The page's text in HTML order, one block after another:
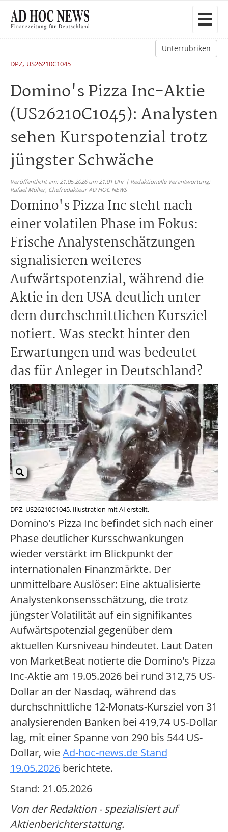
Unterrubriken
DPZ, US26210C1045
Domino's Pizza Inc-Aktie
(US26210C1045): Analysten
sehen Kurspotenzial trotz
jüngster Schwäche
Veröffentlicht am: 21.05.2026 um 21:01 Uhr | Redaktionelle Verantwortung:
Rafael Müller, Chefredakteur AD HOC NEWS
Domino's Pizza Inc steht nach
einer volatilen Phase im Fokus:
Frische Analystenschätzungen
signalisieren weiteres
Aufwärtspotenzial, während die
Aktie in den USA deutlich unter
dem durchschnittlichen Kursziel
notiert. Was steckt hinter den
Erwartungen und was bedeutet
das für Anleger in Deutschland?
DPZ, US26210C1045, Illustration mit AI erstellt.
Domino's Pizza Inc befindet sich nach einer
Phase deutlicher Kursschwankungen
wieder verstärkt im Blickpunkt der
internationalen Finanzmärkte. Der
unmittelbare Auslöser: Eine aktualisierte
Analystenkonsensschätzung, die trotz
jüngster Volatilität auf ein signifikantes
Aufwärtspotenzial gegenüber dem
aktuellen Kursniveau hindeutet. Laut Daten
von MarketBeat notierte die Domino's Pizza
Inc-Aktie am 19.05.2026 bei rund 312,75 US-
Dollar an der Nasdaq, während das
durchschnittliche 12-Monats-Kursziel von 31
analysierenden Banken bei 419,74 US-Dollar
lag, mit einer Spanne von 290 bis 544 US-
Dollar, wieAd-hoc-news.de Stand
19.05.2026 berichtete.
Stand: 21.05.2026
Von der Redaktion - spezialisiert auf
Aktienberichterstattung.